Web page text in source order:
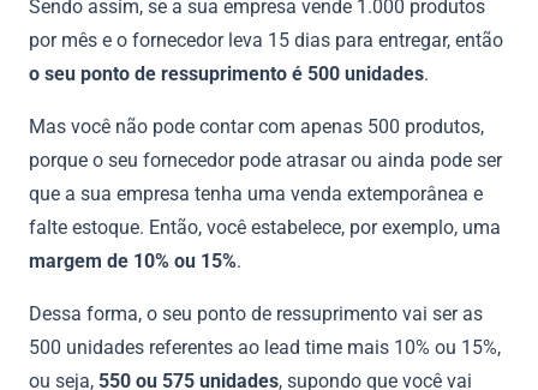
Sendo assim, se a sua empresa vende 1.000 produtos
por mês e o fornecedor leva 15 dias para entregar, então
o seu ponto de ressuprimento é 500 unidades.
Mas você não pode contar com apenas 500 produtos,
porque o seu fornecedor pode atrasar ou ainda pode ser
que a sua empresa tenha uma venda extemporânea e
falte estoque. Então, você estabelece, por exemplo, uma
margem de 10% ou 15%.
Dessa forma, o seu ponto de ressuprimento vai ser as
500 unidades referentes ao lead time mais 10% ou 15%,
ou seja, 550 ou 575 unidades, supondo que você vai